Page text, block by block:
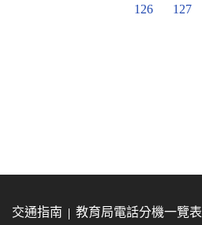
126 127
交通指南 教育局電話分機一覽表